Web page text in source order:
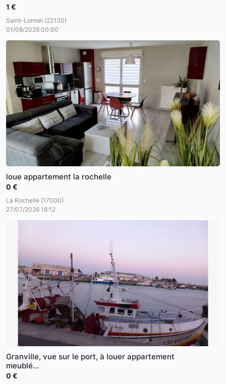
1 €
Saint-Lormel (22130)
01/08/2026 00:00
loue appartement la rochelle
0 €
La Rochelle (17000)
27/07/2026 18:12
Granville, vue sur le port, à louer appartement
meublé...
0 €